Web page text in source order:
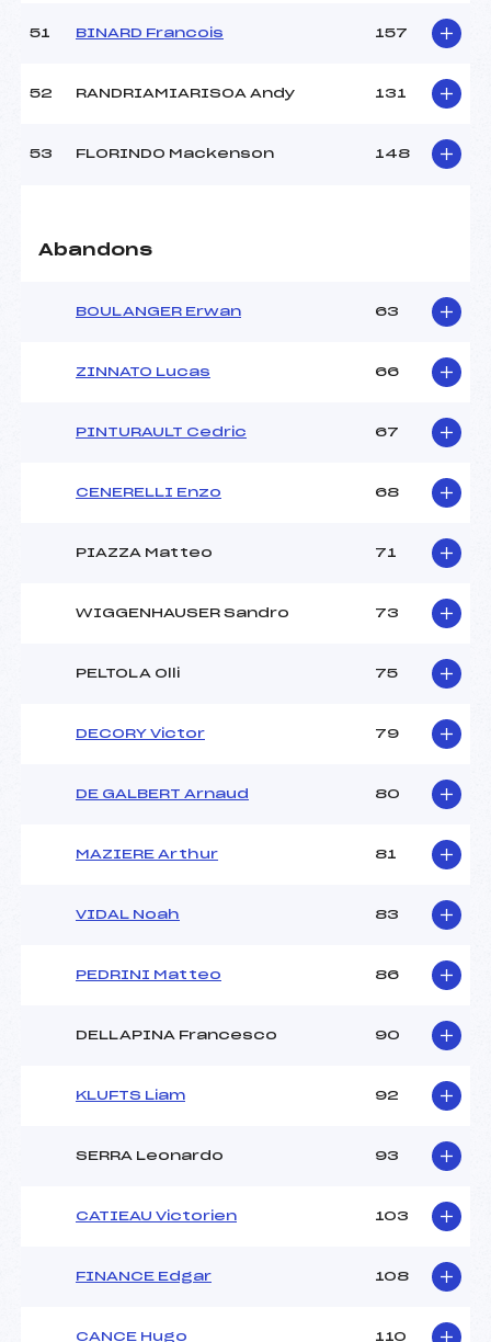
51 BINARD Francois 157
52 RANDRIAMIARISOA Andy 131
53 FLORINDO Mackenson 148
Abandons
BOULANGER Erwan 63
ZINNATO Lucas 66
PINTURAULT Cedric 67
CENERELLI Enzo 68
PIAZZA Matteo 71
WIGGENHAUSER Sandro 73
PELTOLA Olli 75
DECORY Victor 79
DE GALBERT Arnaud 80
MAZIERE Arthur 81
VIDAL Noah 83
PEDRINI Matteo 86
DELLAPINA Francesco 90
KLUFTS Liam 92
SERRA Leonardo 93
CATIEAU Victorien 103
FINANCE Edgar 108
CANCE Hugo 110